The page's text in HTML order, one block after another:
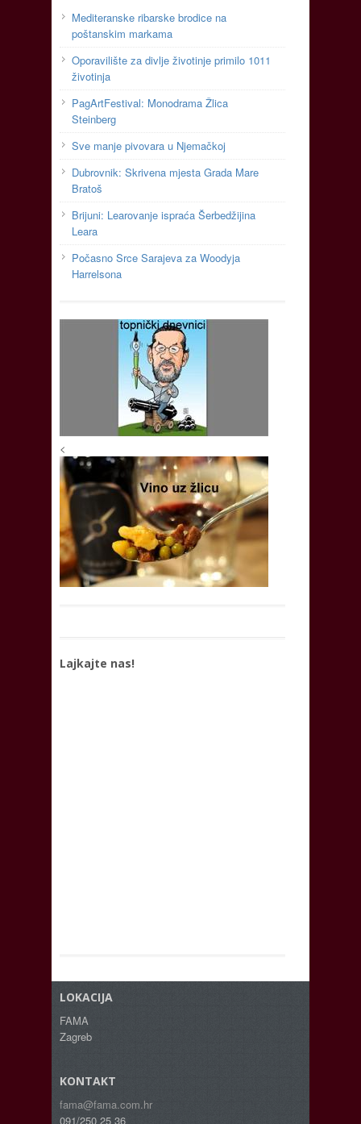
Mediteranske ribarske brodice na
poštanskim markama
Oporavilište za divlje životinje primilo 1011
životinja
PagArtFestival: Monodrama Žlica
Steinberg
Sve manje pivovara u Njemačkoj
Dubrovnik: Skrivena mjesta Grada Mare
Bratoš
Brijuni: Learovanje ispraća Šerbedžijina
Leara
Počasno Srce Sarajeva za Woodyja
Harrelsona
<
Lajkajte nas!
LOKACIJA
FAMA
Zagreb
KONTAKT
fama@fama.com.hr
091/250 25 36